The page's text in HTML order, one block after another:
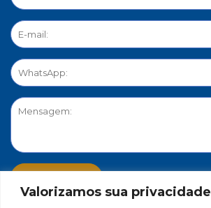
Valorizamos sua privacidade